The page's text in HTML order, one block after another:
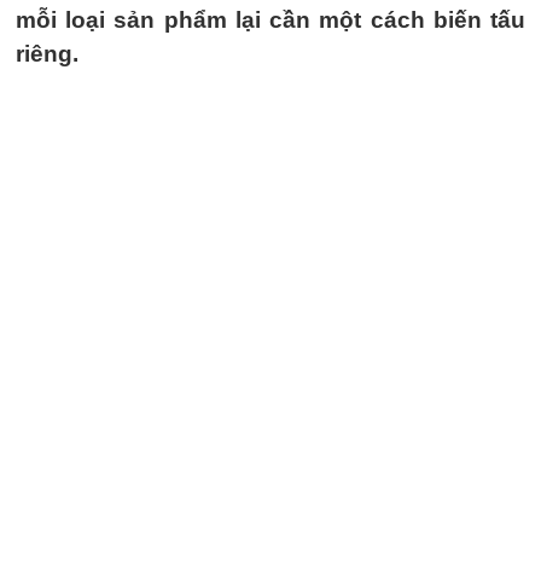
mỗi loại sản phẩm lại cần một cách biến tấu
riêng.